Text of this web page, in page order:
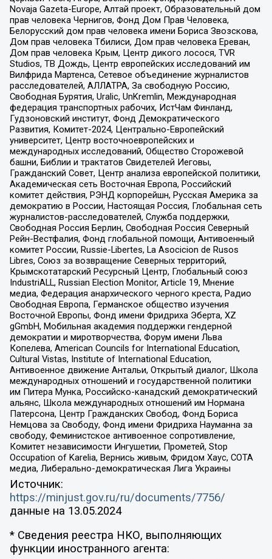
Novaja Gazeta-Europe, Алтай проект, Образовательный дом
прав человека Чернигов, Фонд Дом Прав Человека,
Белорусский дом прав человека имени Бориса Звозскова,
Дом прав человека Тбилиси, Дом прав человека Ереван,
Дом прав человека Крым, Центр дикого лосося, TVR
Studios, ТВ Дождь, Центр европейских исследований им
Вилфрида Мартенса, Сетевое объединение журналистов
расследователей, АЛЛАТРА, За свободную Россию,
Свободная Бурятия, Uralic, UnKremlin, Международная
федерация транспортных рабочих, ИстЧам Финланд,
Гудзоновский институт, Фонд Демократического
Развития, Комитет-2024, Центрально-Европейский
университет, Центр восточноевропейских и
международных исследований, Общество Сторожевой
башни, Библии и трактатов Свидетелей Иеговы,
Гражданский Совет, Центр анализа европейской политики,
Академическая сеть Восточная Европа, Российский
комитет действия, РЭНД корпорейшн, Русская Америка за
демократию в России, Настоящая Россия, Глобальная сеть
журналистов-расследователей, Служба поддержки,
Свободная Россия Берлин, Свободная Россия Северный
Рейн-Вестфалия, Фонд глобальной помощи, Антивоенный
комитет России, Russie-Libertes, La Asocicion de Rusos
Libres, Союз за возвращение Северных территорий,
Крымскотатарский Ресурсный Центр, Глобальный союз
IndustriALL, Russian Election Monitor, Article 19, Мнение
медиа, Федерация анархического черного креста, Радио
Свободная Европа, Германское общество изучения
Восточной Европы, Фонд имени Фридриха Эберта, XZ
gGmbH, Мобильная академия поддержки гендерной
демократии и миротворчества, Форум имени Льва
Копелева, American Councils for International Education,
Cultural Vistas, Institute of International Education,
Антивоенное движение Антальи, Открытый диалог, Школа
международных отношений и государственной политики
им Питера Мунка, Российско-канадский демократический
альянс, Школа международных отношений им Нормана
Патерсона, Центр Гражданских Свобод, Фонд Бориса
Немцова за Свободу, Фонд имени Фридриха Науманна за
свободу, Феминистское антивоенное сопротивление,
Комитет независимости Ингушетии, Прометей, Stop
Occupation of Karelia, Вернись живым, Фридом Хаус, СОТА
медиа, Либерально-демократическая Лига Украины
Источник:
https://minjust.gov.ru/ru/documents/7756/
данные на 13.05.2024
* Сведения реестра НКО, выполняющих
функции иностранного агента: